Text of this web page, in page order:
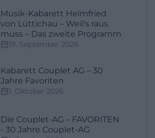
Musik-Kabarett Helmfried
von Lüttichau – Weil's raus
muss – Das zweite Programm
19. September 2026
Kabarett Couplet AG – 30
Jahre Favoriten
1. Oktober 2026
Die Couplet-AG – FAVORITEN
- 30 Jahre Couplet-AG